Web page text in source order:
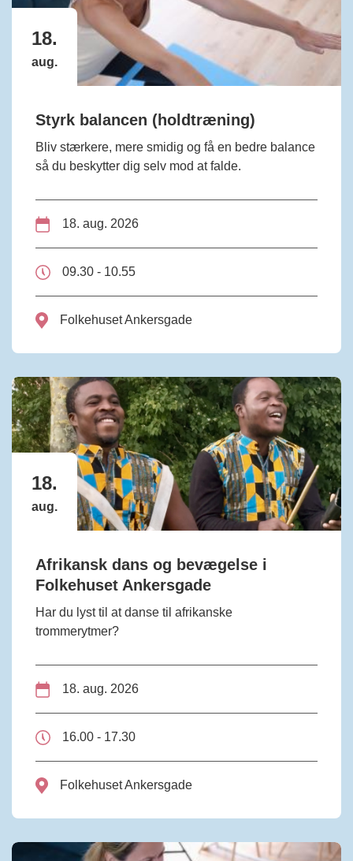
18.
aug.
Styrk balancen (holdtræning)
Bliv stærkere, mere smidig og få en bedre balance
så du beskytter dig selv mod at falde.
18. aug. 2026
09.30 - 10.55
Folkehuset Ankersgade
18.
aug.
Afrikansk dans og bevægelse i
Folkehuset Ankersgade
Har du lyst til at danse til afrikanske
trommerytmer?
18. aug. 2026
16.00 - 17.30
Folkehuset Ankersgade